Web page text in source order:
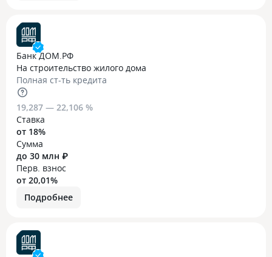
Банк ДОМ.РФ
На строительство жилого дома
Полная ст-ть кредита
19,287 — 22,106 %
Ставка
от 18%
Сумма
до 30 млн ₽
Перв. взнос
от 20,01%
Подробнее